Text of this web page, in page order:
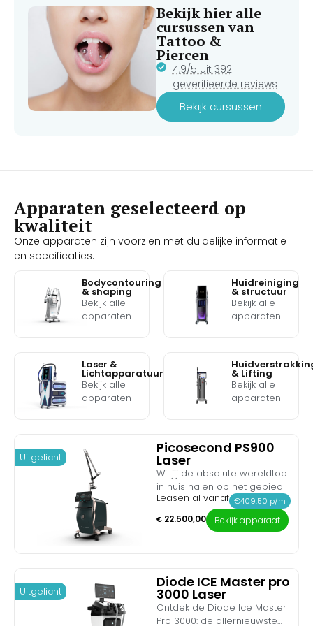
Bekijk hier alle
cursussen van
Tattoo &
Piercen
4,9/5 uit 392
geverifieerde reviews
Bekijk cursussen
Apparaten geselecteerd op
kwaliteit
Onze apparaten zijn voorzien met duidelijke informatie
en specificaties.
Bodycontouring
& shaping
Bekijk alle
apparaten
Huidreiniging
& structuur
Bekijk alle
apparaten
Laser &
Lichtapparatuur
Bekijk alle
apparaten
& Lifting
Bekijk alle
apparaten
Picosecond PS900
Laser
Wil jij de absolute wereldtop
in huis halen op het gebied
van inktverwijdering en
huidrevitalisatie? Maak
kennis met de Picosecond
een ongeëvenaard,
gigantisch piekvermogen
van maar liefst 1.33 GW
(Gigawatt). Dankzij de
Leasen al vanaf €409.50 p/m
€ 22.500,00 Bekijk apparaat
Uitgelicht
Diode ICE Master pro
3000 Laser
Ontdek de Diode Ice Master
Pro 3000: de allernieuwste
Uitgelicht